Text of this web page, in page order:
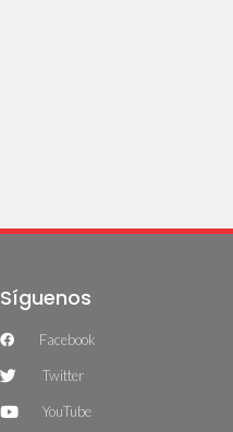
Síguenos
Facebook
Twitter
YouTube